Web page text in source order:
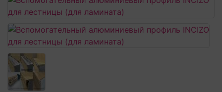
Посмотреть все категории
Пороги
Аксессуары для напольных покрытий
Посмотреть все категории
Посмотреть все категории